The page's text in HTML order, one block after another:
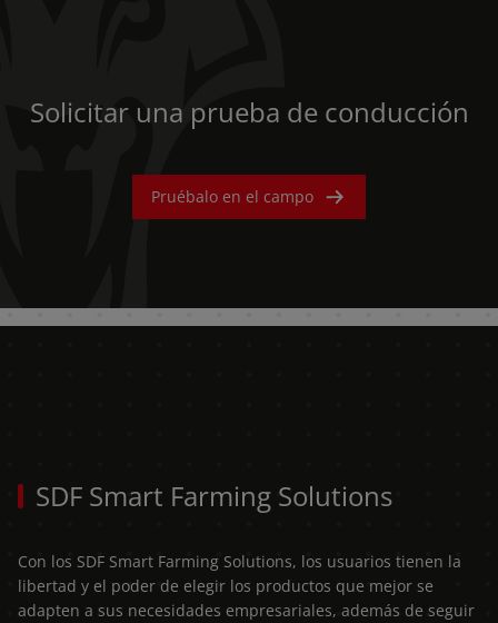
Solicitar una prueba de conducción
Pruébalo en el campo
SDF Smart Farming Solutions
Con los SDF Smart Farming Solutions, los usuarios tienen la
libertad y el poder de elegir los productos que mejor se
adapten a sus necesidades empresariales, además de seguir